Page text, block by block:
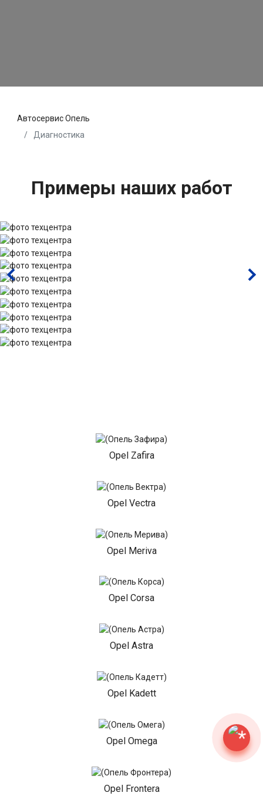
Автосервис Опель
Диагностика
Примеры наших работ
Opel Zafira
Opel Vectra
Opel Meriva
Opel Corsa
Opel Astra
Opel Kadett
Opel Omega
Opel Frontera